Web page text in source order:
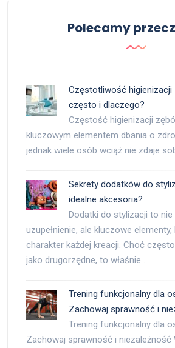
Polecamy
Częstotliwość higienizacji
często i dlaczego?
Częstość higienizacji
kluczowym elementem dbania o
jednak wiele osób wciąż nie zdaje
Sekrety dodatków do
idealne akcesoria?
Dodatki do stylizacji to nie
uzupełnienie, ale kluczowe
charakter każdej kreacji. Choć
jako drugorzędne, to właśnie …
Trening funkcjonalny dla
Zachowaj sprawność i
Trening funkcjonalny dla
Zachowaj sprawność i niezależność